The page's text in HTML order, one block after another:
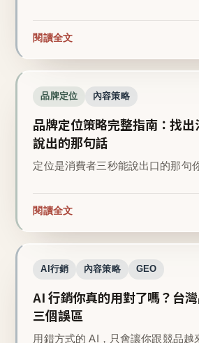
閱讀全文
品牌定位 內容策略
品牌定位策略完整指南：找
說出的那句話
定位是消費者三秒能說出口的那句
閱讀全文
AI行銷 內容策略 GEO
AI 行銷你真的用對了嗎？台
三個誤區
用錯方式的 AI，只會讓你跟競品越